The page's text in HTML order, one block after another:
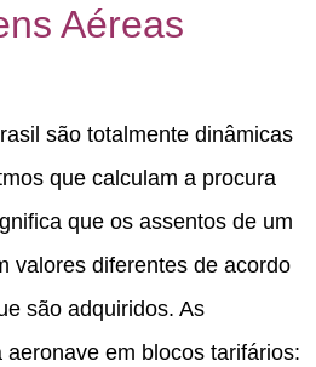
Aéreas
são totalmente dinâmicas
que calculam a procura
que os assentos de um
valores diferentes de acordo
são adquiridos. As
em blocos tarifários: